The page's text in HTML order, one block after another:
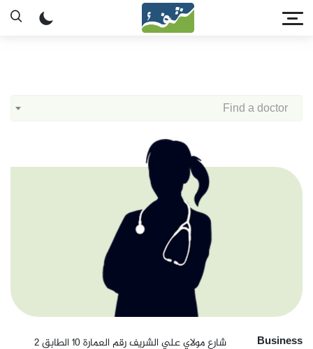
Find a doctor
شارع مولاي علي الشريف رقم العمارة ١٠ الطابق ٢
Business